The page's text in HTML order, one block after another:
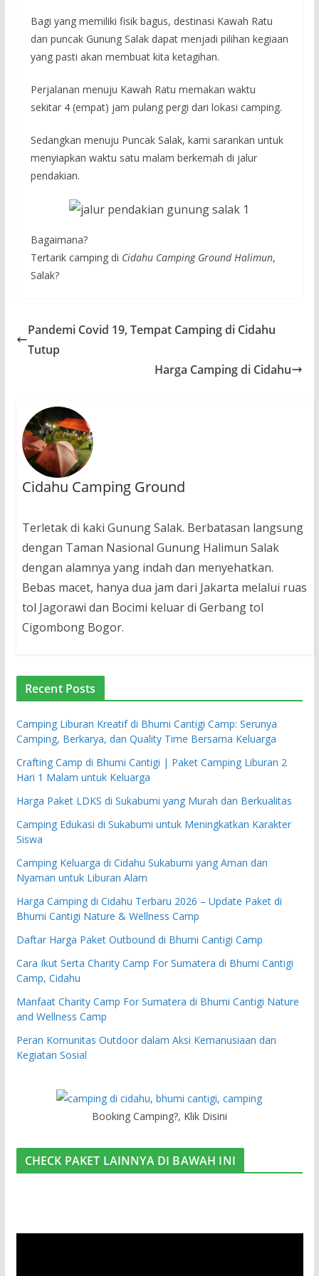
Bagi yang memiliki fisik bagus, destinasi Kawah Ratu
dan puncak Gunung Salak dapat menjadi pilihan kegiaan
yang pasti akan membuat kita ketagihan.
Perjalanan menuju Kawah Ratu memakan waktu
sekitar 4 (empat) jam pulang pergi dari lokasi camping.
Sedangkan menuju Puncak Salak, kami sarankan untuk
menyiapkan waktu satu malam berkemah di jalur
pendakian.
Bagaimana?
Tertarik camping di Cidahu Camping Ground Halimun,
Salak?
Pandemi Covid 19, Tempat Camping di Cidahu
Tutup
Harga Camping di Cidahu
Cidahu Camping Ground
Terletak di kaki Gunung Salak. Berbatasan langsung
dengan Taman Nasional Gunung Halimun Salak
dengan alamnya yang indah dan menyehatkan.
Bebas macet, hanya dua jam dari Jakarta melalui ruas
tol Jagorawi dan Bocimi keluar di Gerbang tol
Cigombong Bogor.
Recent Posts
Camping Liburan Kreatif di Bhumi Cantigi Camp: Serunya
Camping, Berkarya, dan Quality Time Bersama Keluarga
Crafting Camp di Bhumi Cantigi | Paket Camping Liburan 2
Hari 1 Malam untuk Keluarga
Harga Paket LDKS di Sukabumi yang Murah dan Berkualitas
Camping Edukasi di Sukabumi untuk Meningkatkan Karakter
Siswa
Camping Keluarga di Cidahu Sukabumi yang Aman dan
Nyaman untuk Liburan Alam
Harga Camping di Cidahu Terbaru 2026 – Update Paket di
Bhumi Cantigi Nature & Wellness Camp
Daftar Harga Paket Outbound di Bhumi Cantigi Camp
Cara Ikut Serta Charity Camp For Sumatera di Bhumi Cantigi
Camp, Cidahu
Manfaat Charity Camp For Sumatera di Bhumi Cantigi Nature
and Wellness Camp
Peran Komunitas Outdoor dalam Aksi Kemanusiaan dan
Kegiatan Sosial
Booking Camping?, Klik Disini
CHECK PAKET LAINNYA DI BAWAH INI